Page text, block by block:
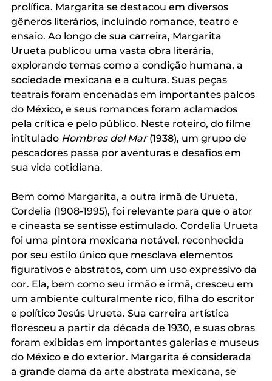
prolífica. Margarita se destacou em diversos
gêneros literários, incluindo romance, teatro e
ensaio. Ao longo de sua carreira, Margarita
Urueta publicou uma vasta obra literária,
explorando temas como a condição humana, a
sociedade mexicana e a cultura. Suas peças
teatrais foram encenadas em importantes palcos
do México, e seus romances foram aclamados
pela crítica e pelo público. Neste roteiro, do filme
intitulado Hombres del Mar (1938), um grupo de
pescadores passa por aventuras e desafios em
sua vida cotidiana.
Bem como Margarita, a outra irmã de Urueta,
Cordelia (1908-1995), foi relevante para que o ator
e cineasta se sentisse estimulado. Cordelia Urueta
foi uma pintora mexicana notável, reconhecida
por seu estilo único que mesclava elementos
figurativos e abstratos, com um uso expressivo da
cor. Ela, bem como seu irmão e irmã, cresceu em
um ambiente culturalmente rico, filha do escritor
e político Jesús Urueta. Sua carreira artística
floresceu a partir da década de 1930, e suas obras
foram exibidas em importantes galerias e museus
do México e do exterior. Margarita é considerada
a grande dama da arte abstrata mexicana, se